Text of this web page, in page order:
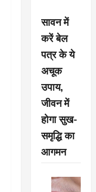
सावन में
करें बेल
पत्र के ये
अचूक
उपाय,
जीवन में
होगा सुख-
समृद्धि का
आगमन